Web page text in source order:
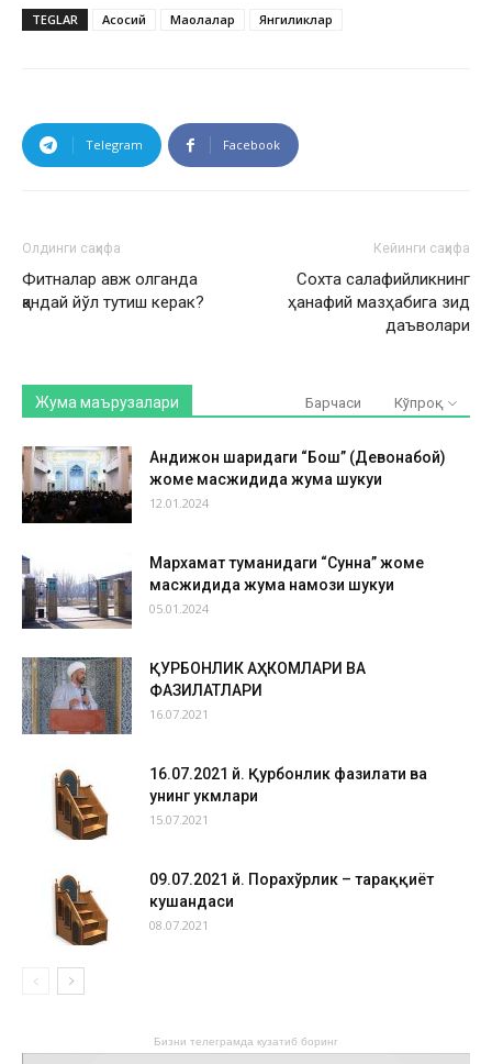
TEGLAR Асосий Мақолалар Янгиликлар
Telegram Facebook
Олдинги саҳифа
Фитналар авж олганда
қандай йўл тутиш керак?
Кейинги саҳифа
Сохта салафийликнинг
ҳанафий мазҳабига зид
даъволари
Жума маърузалари Барчаси Кўпроқ
Андижон шаҳридаги “Бош” (Девонабой)
жоме масжидида жума шукуҳи
12.01.2024
Мархамат туманидаги “Сунна” жоме
масжидида жума намози шукуҳи
05.01.2024
ҚУРБОНЛИК АҲКОМЛАРИ ВА
ФАЗИЛАТЛАРИ
16.07.2021
16.07.2021 й. Қурбонлик фазилати ва
унинг ҳукмлари
15.07.2021
09.07.2021 й. Порахўрлик – тараққиёт
кушандаси
08.07.2021
Бизни телеграмда кузатиб боринг